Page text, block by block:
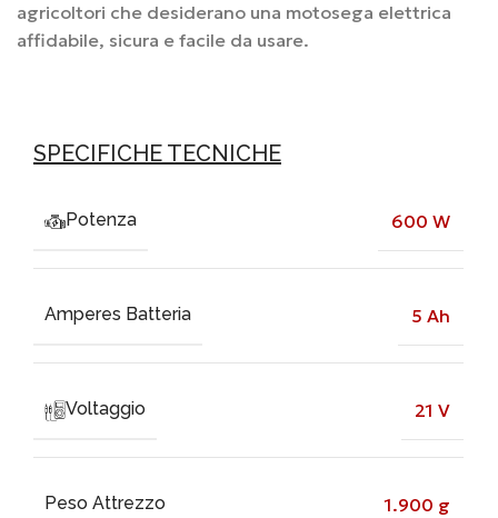
agricoltori che desiderano una motosega elettrica
affidabile, sicura e facile da usare.
SPECIFICHE TECNICHE
Potenza 600 W
Amperes Batteria 5 Ah
Voltaggio 21 V
Peso Attrezzo 1.900 g